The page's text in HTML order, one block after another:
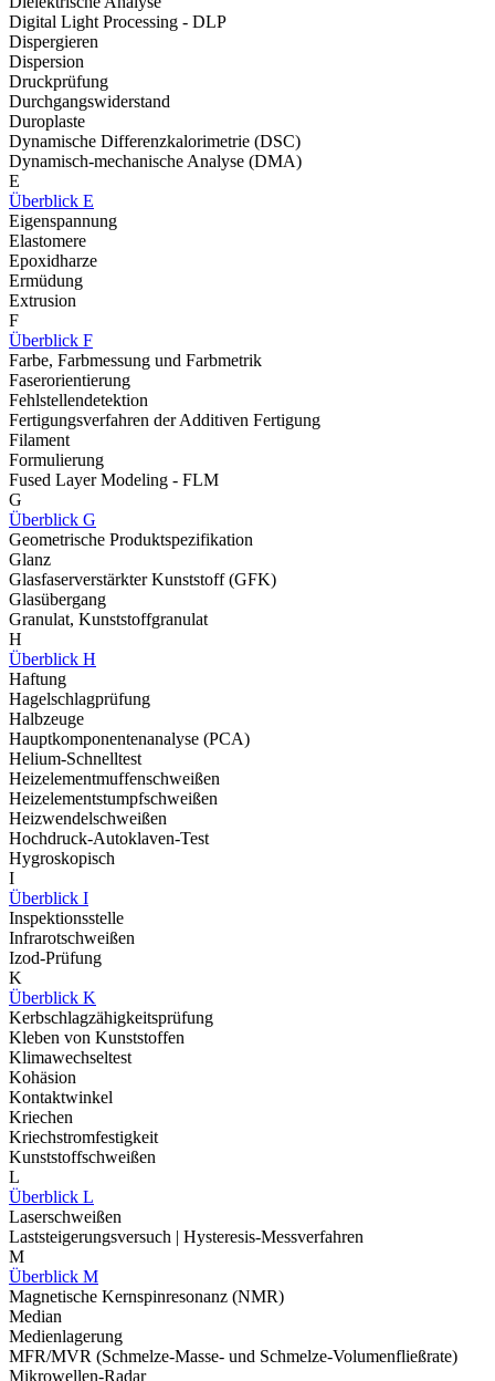
Digital Light Processing - DLP
Dispergieren
Dispersion
Druckprüfung
Durchgangswiderstand
Duroplaste
Dynamische Differenzkalorimetrie (DSC)
Dynamisch-mechanische Analyse (DMA)
E
Überblick E
Eigenspannung
Elastomere
Epoxidharze
Ermüdung
Extrusion
F
Überblick F
Farbe, Farbmessung und Farbmetrik
Faserorientierung
Fehlstellendetektion
Fertigungsverfahren der Additiven Fertigung
Filament
Formulierung
Fused Layer Modeling - FLM
G
Überblick G
Geometrische Produktspezifikation
Glanz
Glasfaserverstärkter Kunststoff (GFK)
Glasübergang
Granulat, Kunststoffgranulat
H
Überblick H
Haftung
Hagelschlagprüfung
Halbzeuge
Hauptkomponentenanalyse (PCA)
Helium-Schnelltest
Heizelementmuffenschweißen
Heizelementstumpfschweißen
Heizwendelschweißen
Hochdruck-Autoklaven-Test
Hygroskopisch
I
Überblick I
Inspektionsstelle
Infrarotschweißen
Izod-Prüfung
K
Überblick K
Kerbschlagzähigkeitsprüfung
Kleben von Kunststoffen
Klimawechseltest
Kohäsion
Kontaktwinkel
Kriechen
Kriechstromfestigkeit
Kunststoffschweißen
L
Überblick L
Laserschweißen
Laststeigerungsversuch | Hysteresis-Messverfahren
M
Überblick M
Magnetische Kernspinresonanz (NMR)
Median
Medienlagerung
MFR/MVR (Schmelze-Masse- und Schmelze-Volumenfließrate)
Mikrowellen-Radar